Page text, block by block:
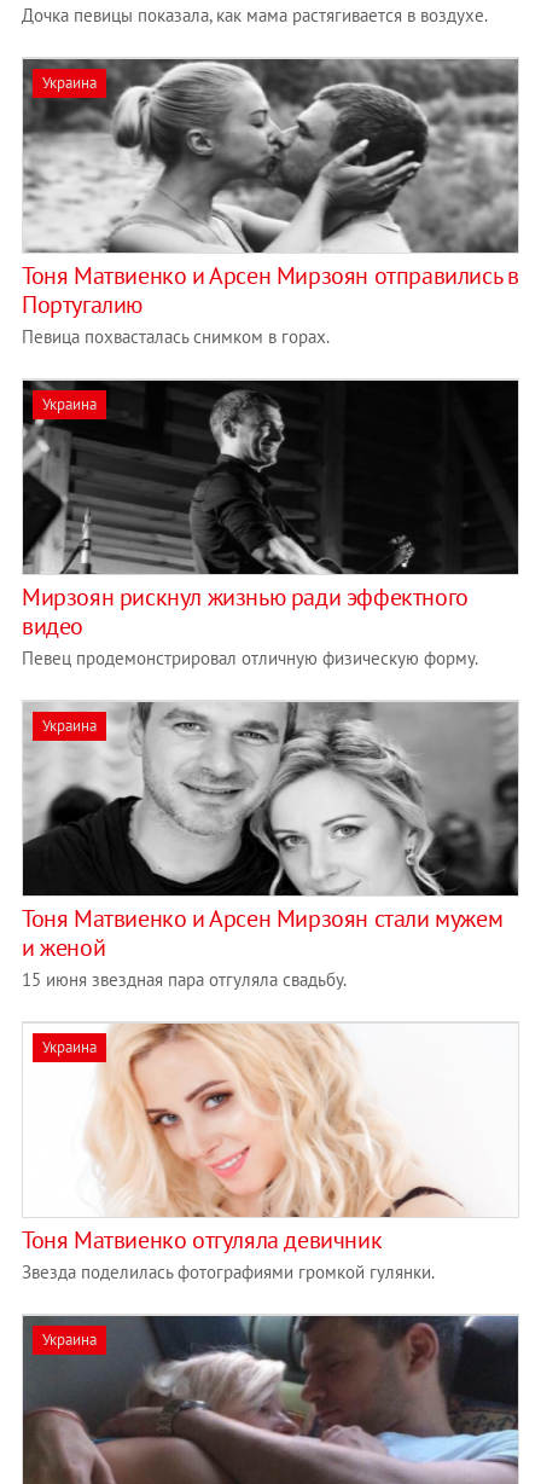
Дочка певицы показала, как мама растягивается в воздухе.
Украина
Тоня Матвиенко и Арсен Мирзоян отправились в
Португалию
Певица похвасталась снимком в горах.
Украина
Мирзоян рискнул жизнью ради эффектного
видео
Певец продемонстрировал отличную физическую форму.
Украина
Тоня Матвиенко и Арсен Мирзоян стали мужем
и женой
15 июня звездная пара отгуляла свадьбу.
Украина
Тоня Матвиенко отгуляла девичник
Звезда поделилась фотографиями громкой гулянки.
Украина